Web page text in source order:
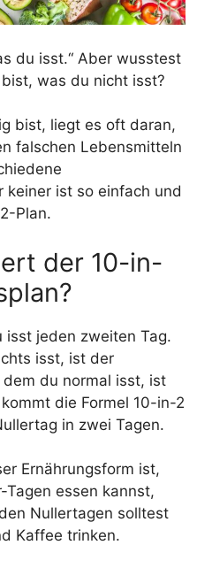
du isst.“ Aber wusstest
was du nicht isst?
bist, liegt es oft daran,
falschen Lebensmitteln
keiner ist so einfach und
Plan.
der 10-in-
isst jeden zweiten Tag.
isst, ist der
du normal isst, ist
die Formel 10-in-2
in zwei Tagen.
Ernährungsform ist,
Tagen essen kannst,
Nullertagen solltest
Kaffee trinken.